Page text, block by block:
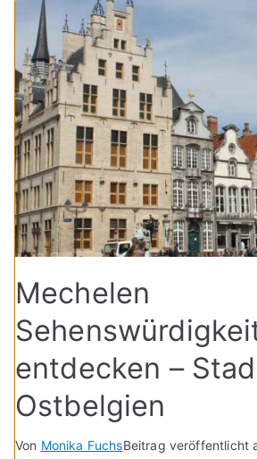
Mechelen
entdecken –
Ostbelgien
Von Monika FuchsBeitrag veröffentlicht